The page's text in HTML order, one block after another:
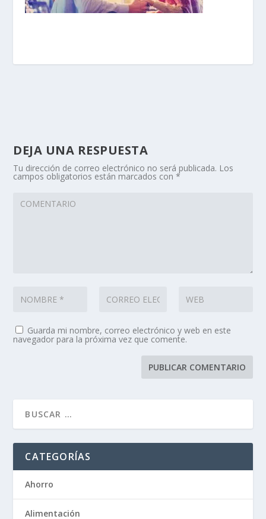
DEJA UNA RESPUESTA
Tu dirección de correo electrónico no será publicada. Los
campos obligatorios están marcados con*
Guarda mi nombre, correo electrónico y web en este
navegador para la próxima vez que comente.
CATEGORÍAS
Ahorro
Alimentación